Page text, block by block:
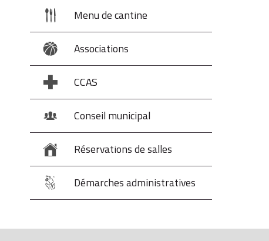
Menu de cantine
Associations
CCAS
Conseil municipal
Réservations de salles
Démarches administratives